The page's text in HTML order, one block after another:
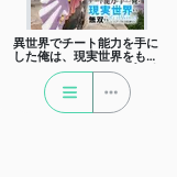
異世界でチート能力を手に
した俺は、現実世界をも無
双する ～レベルアップは人
生を変えた～